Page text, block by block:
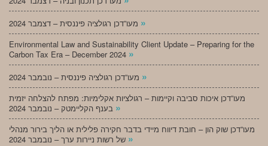
»
Environmental Law and Sustainability Client Update – Preparing for the
Carbon Tax Era – December 2024 »
»
מעו”דכן איכות סביבה וקיימות – רגולציות אקלימיות: מפתח להצלחה יזמית
»
מעו”דכן שוק הון – חובת דיווח מיידי בדבר חקירה פלילית או הליך בירור מנהלי
»